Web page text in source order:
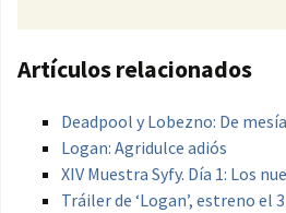
Artículos relacionados
Deadpool y Lobezno: De
Logan: Agridulce adiós
XIV Muestra Syfy. Día 1: Los
Tráiler de ‘Logan’, estreno el